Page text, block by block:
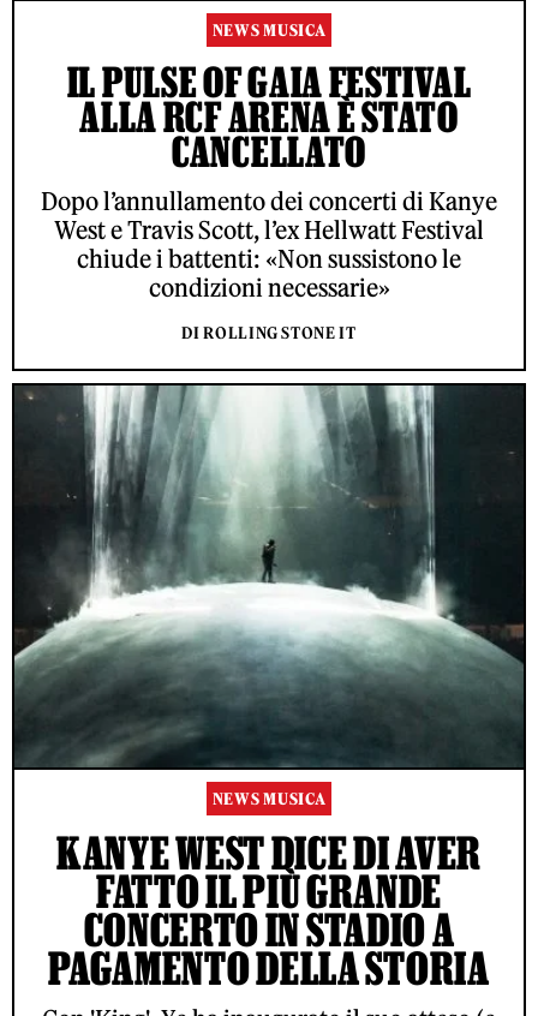
NEWS MUSICA
IL PULSE OF GAIA FESTIVAL
ALLA RCF ARENA È STATO
CANCELLATO
Dopo l’annullamento dei concerti di Kanye
West e Travis Scott, l’ex Hellwatt Festival
chiude i battenti: «Non sussistono le
condizioni necessarie»
DI ROLLING STONE IT
NEWS MUSICA
KANYE WEST DICE DI AVER
FATTO IL PIÙ GRANDE
CONCERTO IN STADIO A
PAGAMENTO DELLA STORIA